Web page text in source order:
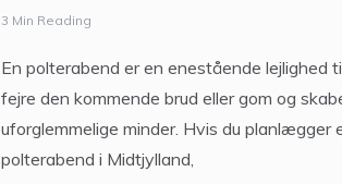
3 Min Reading
En polterabend er en enestående lejlighed
fejre den kommende brud eller gom og
uforglemmelige minder. Hvis du planlægger
polterabend i Midtjylland,